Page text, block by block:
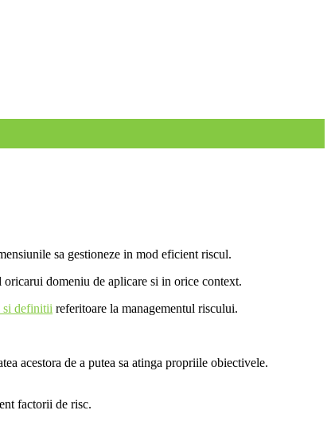
sa gestioneze in mod eficient riscul.
domeniu de aplicare si in orice context.
si definitii referitoare la managementul riscului.
acestora de a putea sa atinga propriile obiectivele.
factorii de risc.